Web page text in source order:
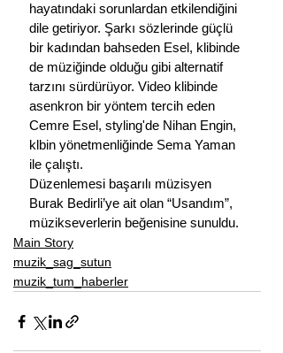
hayatındaki sorunlardan etkilendiğini
dile getiriyor. Şarkı sözlerinde güçlü
bir kadından bahseden Esel, klibinde
de müziğinde olduğu gibi alternatif
tarzını sürdürüyor. Video klibinde
asenkron bir yöntem tercih eden
Cemre Esel, styling'de Nihan Engin,
klbin yönetmenliğinde Sema Yaman
ile çalıştı.
Düzenlemesi başarılı müzisyen
Burak Bedirli’ye ait olan “Usandım”,
müzikseverlerin beğenisine sunuldu.
Main Story
muzik_sag_sutun
muzik_tum_haberler